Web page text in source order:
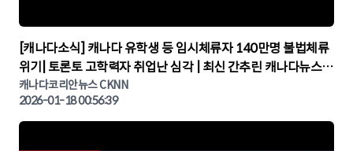
▶
[캐나다소식] 캐나다 유학생 등 임시체류자 140만명 불법체류
위기| 토론토 고학력자 취업난 심각 | 최신 간추린 캐나다뉴스 |
CKNNEWS, 캐나다코리안뉴스
캐나다코리안뉴스 CKNN
2026-01-18 00:56:39